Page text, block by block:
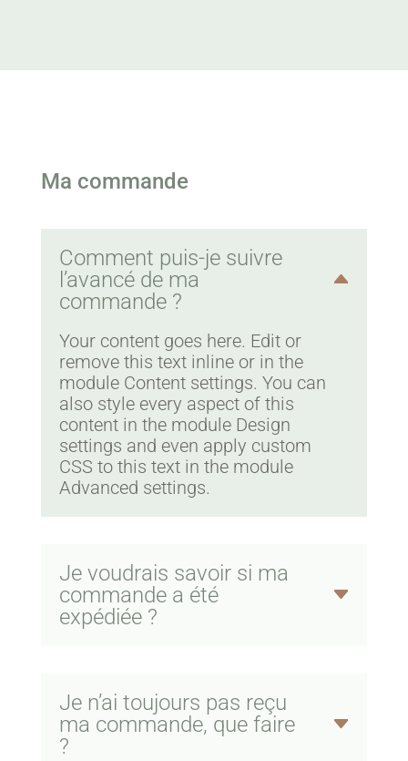
Ma commande
Comment puis-je suivre
l’avancé de ma
commande ?
Your content goes here. Edit or
remove this text inline or in the
module Content settings. You can
also style every aspect of this
content in the module Design
settings and even apply custom
CSS to this text in the module
Advanced settings.
Je voudrais savoir si ma
commande a été
expédiée ?
Je n’ai toujours pas reçu
ma commande, que faire
?